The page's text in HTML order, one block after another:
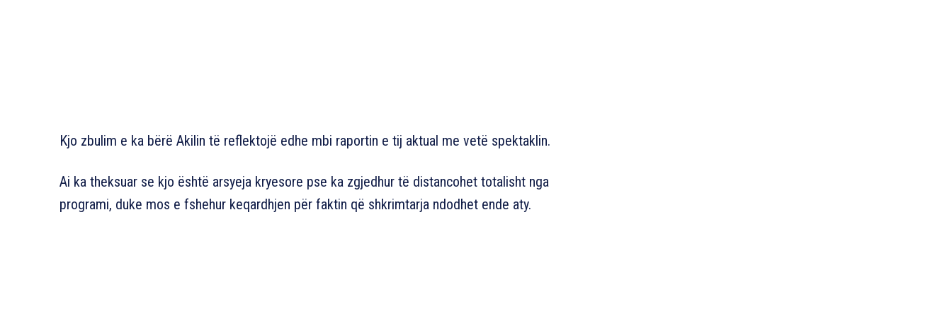
Kjo zbulim e ka bërë Akilin të reflektojë edhe mbi raportin e tij aktual me vetë spektaklin.
Ai ka theksuar se kjo është arsyeja kryesore pse ka zgjedhur të distancohet totalisht nga
programi, duke mos e fshehur keqardhjen për faktin që shkrimtarja ndodhet ende aty.